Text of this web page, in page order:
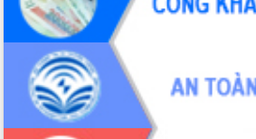
món ăn từ sầu riêng
Đắk Lắk công bố Quy hoạch và xúc
tiến đầu tư tỉnh
Ngành cá ngừ Đắk Lắk chủ động thích
ứng để giữ vững thị trường xuất khẩu
Diễn đàn Kinh tế tư nhân Việt Nam đột
phá cơ chế - Hợp tác công tư